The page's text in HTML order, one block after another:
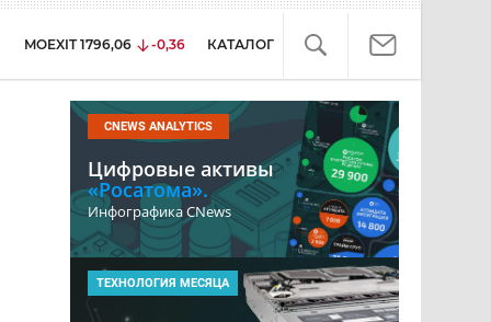
MOEXIT 1796,06 -0,36 КАТАЛОГ
CNEWS ANALYTICS
Цифровые активы
«Росатома».
Инфографика CNews
ТЕХНОЛОГИЯ МЕСЯЦА